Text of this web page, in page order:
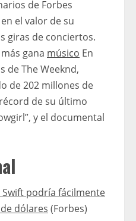
de Forbes
el valor de su
giras de conciertos.
gana músico En
de The Weeknd,
de 202 millones de
de su último
y el documental
podría fácilmente
dólares (Forbes)